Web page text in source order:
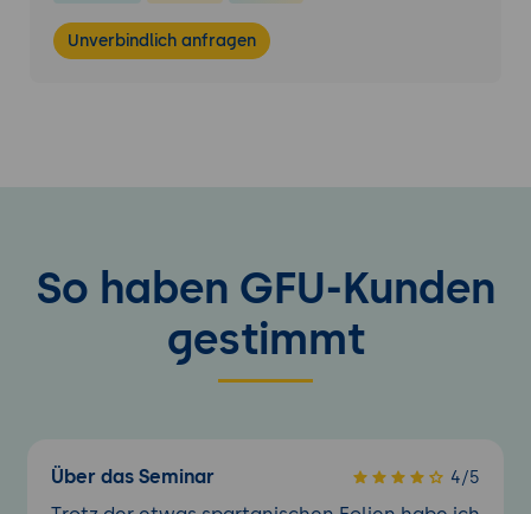
Unverbindlich anfragen
So haben GFU-Kunden
gestimmt
Über das Seminar 4/5